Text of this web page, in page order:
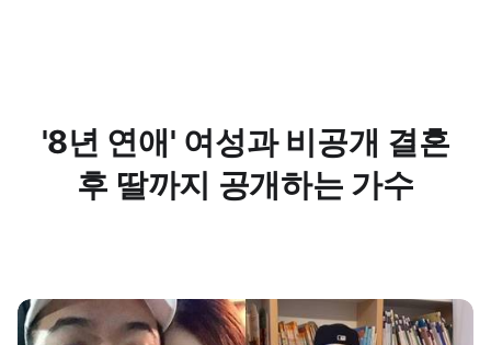
'8년 연애' 여성과 비공개 결혼
후 딸까지 공개하는 가수